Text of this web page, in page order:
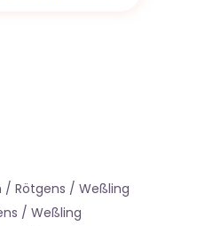
Rötgens / Weßling
/ Weßling